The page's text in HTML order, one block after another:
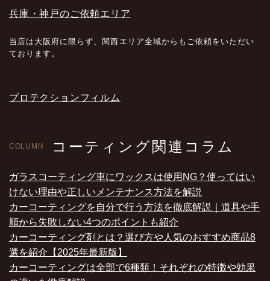
兵庫・神戸のご依頼エリア
当店は大阪府に限らず、関西エリア全域からもご依頼をいただい
ております。
プロテクションフィルム
COLUMN コーティング関連コラム
ガラスコーティング車にワックスは使用NG？使ってはい
けない理由や正しいメンテナンス方法を解説
カーコーティングを自分で行う方法を徹底解説｜道具や手
順から失敗しない4つのポイントも紹介
カーコーティング剤とは？選び方や人気のおすすめ商品8
選を紹介【2025年最新版】
カーコーティングは全部で6種類！それぞれの特徴や効果